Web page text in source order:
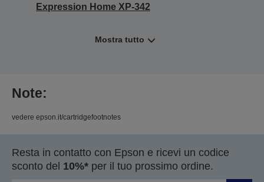
Expression Home XP-342
Mostra tutto
Note:
vedere epson.it/cartridgefootnotes
Resta in contatto con Epson e ricevi un codice
sconto del 10%* per il tuo prossimo ordine.